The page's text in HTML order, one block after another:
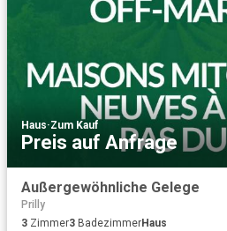
Haus·Zum Kauf
Preis auf Anfrage
Außergewöhnliche Gelege
Prilly
3 Zimmer3 BadezimmerHaus